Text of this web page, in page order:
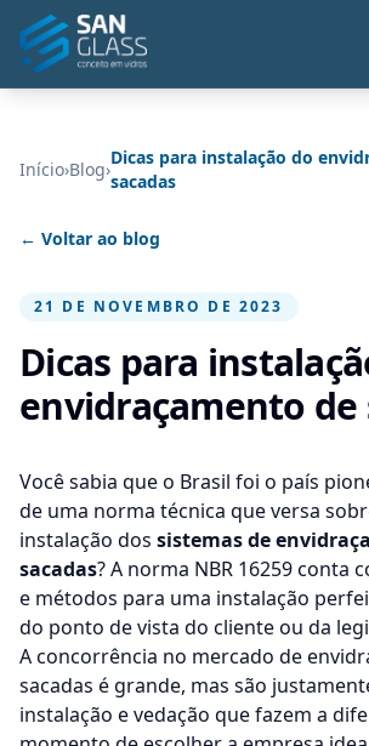
Início›Blog›
Dicas para instalação do
sacadas
← Voltar ao blog
21 DE NOVEMBRO DE 2023
Dicas para
envidraçamento de
Você sabia que o Brasil foi o país
de uma norma técnica que versa
instalação dos sistemas de
sacadas? A norma NBR 16259 conta
e métodos para uma instalação
do ponto de vista do cliente ou da
A concorrência no mercado de
sacadas é grande, mas são
instalação e vedação que fazem a